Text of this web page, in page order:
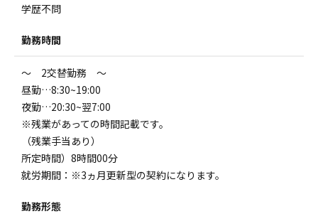
学歴不問
勤務時間
～ 2交替勤務 ～
昼勤…8:30~19:00
夜勤…20:30~翌7:00
※残業があっての時間記載です。
（残業手当あり）
所定時間）8時間00分
就労期間：※3ヵ月更新型の契約になります。
勤務形態